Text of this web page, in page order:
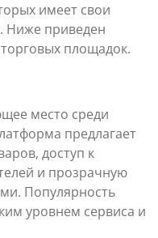
имеет свои
Ниже приведен
площадок.
место среди
предлагает
доступ к
и прозрачную
Популярность
уровнем сервиса и